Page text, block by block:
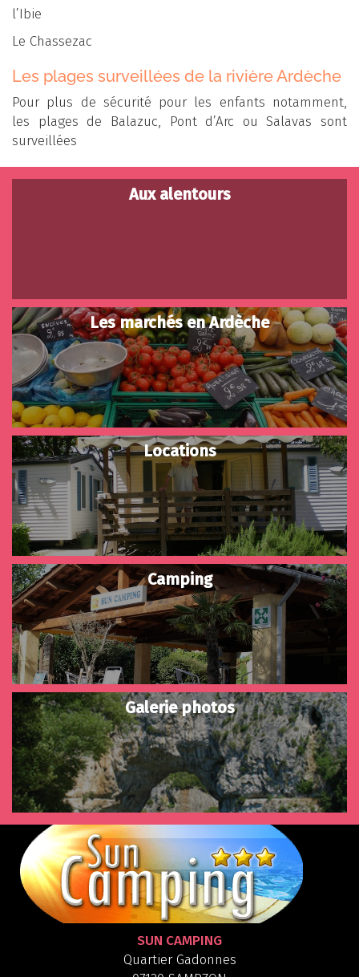
l’Ibie
Le Chassezac
Les plages surveillées de la rivière Ardèche
Pour plus de sécurité pour les enfants notamment,
les plages de Balazuc, Pont d’Arc ou Salavas sont
surveillées
Aux alentours
Les marchés en Ardèche
Locations
Camping
Galerie photos
SUN CAMPING
Quartier Gadonnes